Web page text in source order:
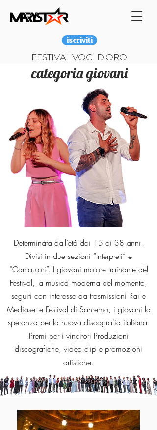
iscriviti
FESTIVAL VOCI D'ORO
categoria giovani
Determinata dall’età dai 15 ai 38 anni.
Divisi in due sezioni “Interpreti” e
“Cantautori”. I giovani motore trainante del
Festival, la musica moderna del momento,
seguiti con interesse da trasmissioni Rai e
Mediaset e Festival di Sanremo, i giovani la
speranza per la nuova discografia italiana.
Premi per i vincitori Produzioni
discografiche, video clip e promozioni
artistiche.